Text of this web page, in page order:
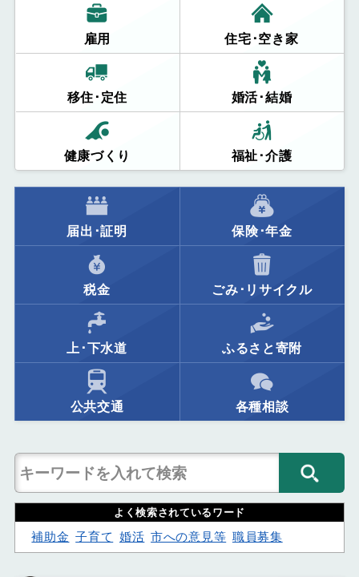
雇用 住宅･空き家
移住･定住 婚活･結婚
健康づくり 福祉･介護
届出･証明 保険･年金
税金 ごみ･リサイクル
上･下水道 ふるさと寄附
公共交通 各種相談
よく検索されているワード
補助金 子育て 婚活 市への意見等 職員募集